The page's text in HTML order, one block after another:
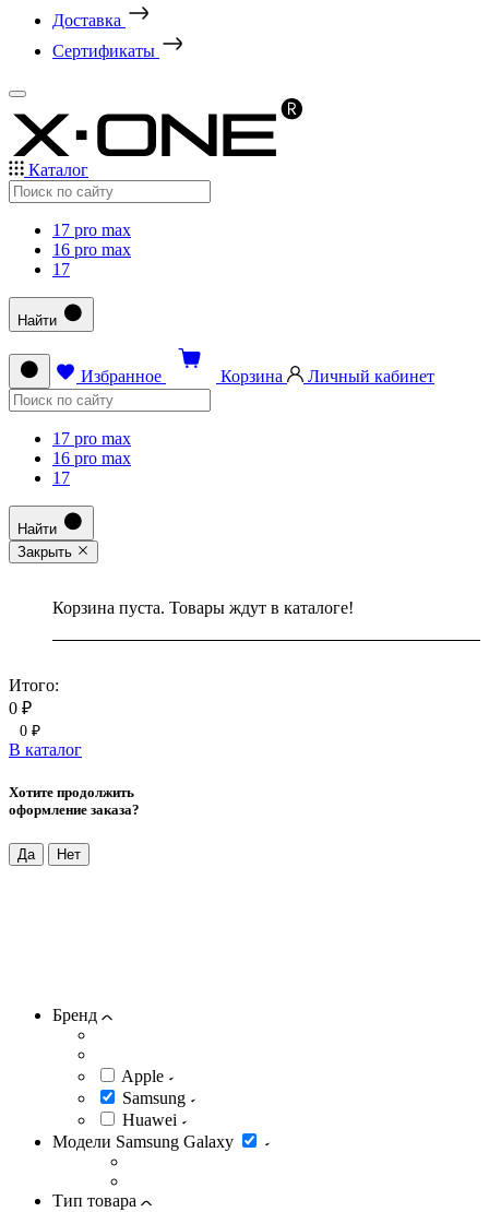
Доставка
Сертификаты
Каталог
17 pro max
16 pro max
17
Найти
Избранное Корзина Личный кабинет
17 pro max
16 pro max
17
Найти
Закрыть
Корзина пуста. Товары ждут в каталоге!
Итого:
0 ₽
0 ₽
В каталог
Хотите продолжить
оформление заказа?
Да Нет
Бренд
Apple
Samsung
Huawei
Модели Samsung Galaxy
Тип товара